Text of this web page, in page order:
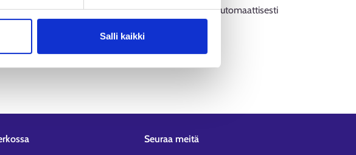
Salli kaikki
Hakuehtojen lisäys valikoista päivittää automaattisesti
Seuraa meitä